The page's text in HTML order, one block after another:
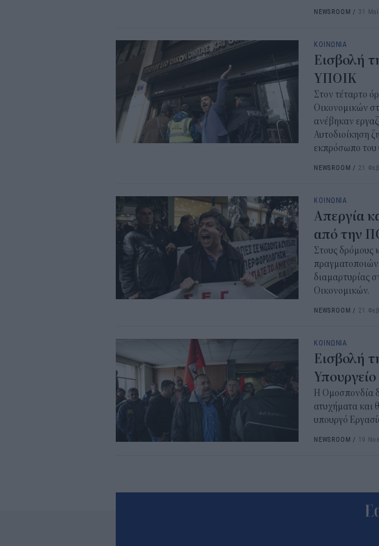
NEWSROOM / 31
ΚΟΙΝΩΝΙΑ
Εισβολή
ΥΠΟΙΚ
Στον τέταρτο
Οικονομικών
ανέβηκαν
Αυτοδιοίκηση
εκπρόσωπο του
NEWSROOM / 21
ΚΟΙΝΩΝΙΑ
Απεργία
από την
Στους δρόμους
διαμαρτυρίας
Οικονομικών.
NEWSROOM / 21
ΚΟΙΝΩΝΙΑ
Εισβολή
Η Ομοσπονδία
ατυχήματα και
υπουργό
NEWSROOM / 19